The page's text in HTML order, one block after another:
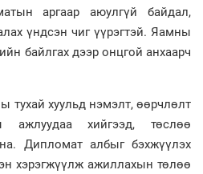
аргаар аюулгүй байдал,
үндсэн чиг үүрэгтэй. Яамны
байлгах дээр онцгой анхаарч
тухай хуульд нэмэлт, өөрчлөлт
ажлуудаа хийгээд, төслөө
Дипломат албыг бэхжүүлэх
хэрэгжүүлж ажиллахын төлөө